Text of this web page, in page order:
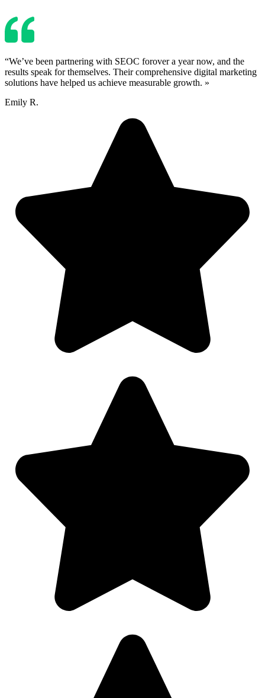
“We’ve been partnering with SEOC forover a year now, and the
results speak for themselves. Their comprehensive digital marketing
solutions have helped us achieve measurable growth. »
Emily R.